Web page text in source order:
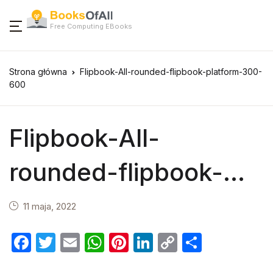
Free Computing EBooks
Strona główna
Flipbook-All-rounded-flipbook-platform-300-
600
Flipbook-All-
rounded-flipbook-
platform-300-600
11 maja, 2022
F
T
E
W Pi Li C